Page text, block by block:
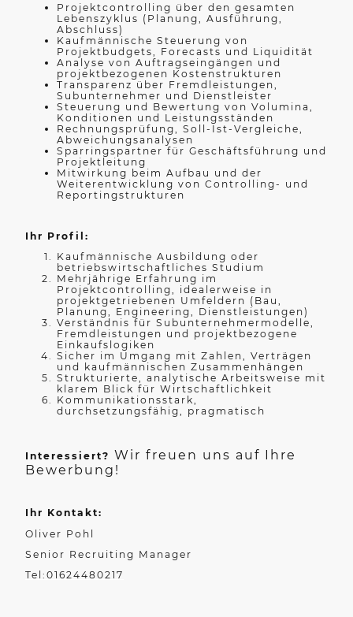
Projektcontrolling über den gesamten
Lebenszyklus (Planung, Ausführung,
Abschluss)
Kaufmännische Steuerung von
Projektbudgets, Forecasts und Liquidität
Analyse von Auftragseingängen und
projektbezogenen Kostenstrukturen
Transparenz über Fremdleistungen,
Subunternehmer und Dienstleister
Steuerung und Bewertung von Volumina,
Konditionen und Leistungsständen
Rechnungsprüfung, Soll-Ist-Vergleiche,
Abweichungsanalysen
Sparringspartner für Geschäftsführung und
Projektleitung
Mitwirkung beim Aufbau und der
Weiterentwicklung von Controlling- und
Reportingstrukturen
Ihr Profil:
Kaufmännische Ausbildung oder
betriebswirtschaftliches Studium
Mehrjährige Erfahrung im
Projektcontrolling, idealerweise in
projektgetriebenen Umfeldern (Bau,
Planung, Engineering, Dienstleistungen)
Verständnis für Subunternehmermodelle,
Fremdleistungen und projektbezogene
Einkaufslogiken
Sicher im Umgang mit Zahlen, Verträgen
und kaufmännischen Zusammenhängen
Strukturierte, analytische Arbeitsweise mit
klarem Blick für Wirtschaftlichkeit
Kommunikationsstark,
durchsetzungsfähig, pragmatisch
Interessiert? Wir freuen uns auf Ihre
Bewerbung!
Ihr Kontakt:
Oliver Pohl
Senior Recruiting Manager
Tel:01624480217